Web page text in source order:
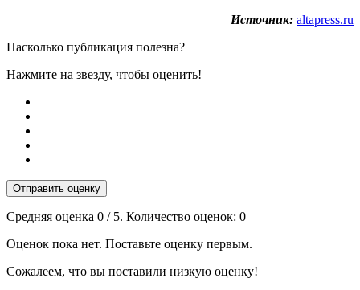
Источник: altapress.ru
Насколько публикация полезна?
Нажмите на звезду, чтобы оценить!
Отправить оценку
Средняя оценка 0 / 5. Количество оценок: 0
Оценок пока нет. Поставьте оценку первым.
Сожалеем, что вы поставили низкую оценку!